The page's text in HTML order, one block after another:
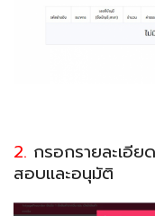
2. กรอกรายละเอีย
สอบและอนุมัติ